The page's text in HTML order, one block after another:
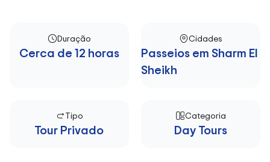
Duração
Cerca de 12 horas
Cidades
Passeios em Sharm El
Sheikh
Tipo
Tour Privado
Categoria
Day Tours